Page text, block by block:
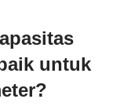
untuk